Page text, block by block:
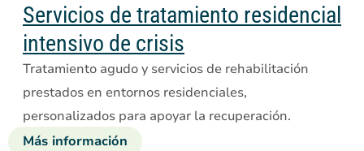
servicios
comunitarios
Servicios de tratamiento residencial
intensivo de crisis
Tratamiento agudo y servicios de rehabilitación
prestados en entornos residenciales,
personalizados para apoyar la recuperación.
Más información sobre